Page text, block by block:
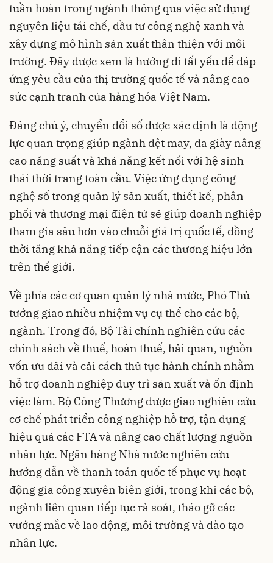
tuần hoàn trong ngành thông qua việc sử dụng
nguyên liệu tái chế, đầu tư công nghệ xanh và
xây dựng mô hình sản xuất thân thiện với môi
trường. Đây được xem là hướng đi tất yếu để đáp
ứng yêu cầu của thị trường quốc tế và nâng cao
sức cạnh tranh của hàng hóa Việt Nam.
Đáng chú ý, chuyển đổi số được xác định là động
lực quan trọng giúp ngành dệt may, da giày nâng
cao năng suất và khả năng kết nối với hệ sinh
thái thời trang toàn cầu. Việc ứng dụng công
nghệ số trong quản lý sản xuất, thiết kế, phân
phối và thương mại điện tử sẽ giúp doanh nghiệp
tham gia sâu hơn vào chuỗi giá trị quốc tế, đồng
thời tăng khả năng tiếp cận các thương hiệu lớn
trên thế giới.
Về phía các cơ quan quản lý nhà nước, Phó Thủ
tướng giao nhiều nhiệm vụ cụ thể cho các bộ,
ngành. Trong đó, Bộ Tài chính nghiên cứu các
chính sách về thuế, hoàn thuế, hải quan, nguồn
vốn ưu đãi và cải cách thủ tục hành chính nhằm
hỗ trợ doanh nghiệp duy trì sản xuất và ổn định
việc làm. Bộ Công Thương được giao nghiên cứu
cơ chế phát triển công nghiệp hỗ trợ, tận dụng
hiệu quả các FTA và nâng cao chất lượng nguồn
nhân lực. Ngân hàng Nhà nước nghiên cứu
hướng dẫn về thanh toán quốc tế phục vụ hoạt
động gia công xuyên biên giới, trong khi các bộ,
ngành liên quan tiếp tục rà soát, tháo gỡ các
vướng mắc về lao động, môi trường và đào tạo
nhân lực.